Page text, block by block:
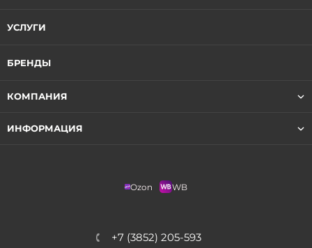
УСЛУГИ
БРЕНДЫ
КОМПАНИЯ
ИНФОРМАЦИЯ
Ozon WB
+7 (3852) 205-593